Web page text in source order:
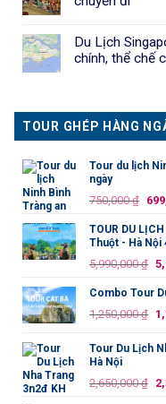
Du Lịch
chính, thể chế
TOUR GHÉP HÀNG
Tour du lịch
ngày
750,000₫ Giá
là:
TOUR DU
Thuột - Hà Nội
5,990,000₫
là:
Combo Tour
1,250,000₫
là:
Tour Du Lịch
Hà Nội
2,650,000₫